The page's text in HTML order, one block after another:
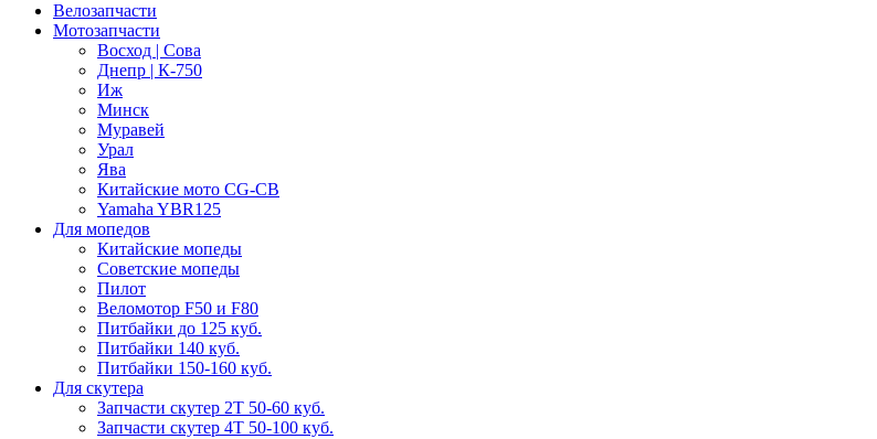
Велозапчасти
Мотозапчасти
Восход | Сова
Днепр | К-750
Иж
Минск
Муравей
Урал
Ява
Китайские мото CG-CB
Yamaha YBR125
Для мопедов
Китайские мопеды
Советские мопеды
Пилот
Веломотор F50 и F80
Питбайки до 125 куб.
Питбайки 140 куб.
Питбайки 150-160 куб.
Для скутера
Запчасти скутер 2Т 50-60 куб.
Запчасти скутер 4Т 50-100 куб.